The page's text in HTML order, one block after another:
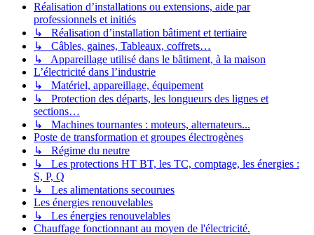
Réalisation d’installations ou extensions, aide par
professionnels et initiés
↳ Réalisation d’installation bâtiment et tertiaire
↳ Câbles, gaines, Tableaux, coffrets…
↳ Appareillage utilisé dans le bâtiment, à la maison
L’électricité dans l’industrie
↳ Matériel, appareillage, équipement
↳ Protection des départs, les longueurs des lignes et
sections…
↳ Machines tournantes : moteurs, alternateurs...
Poste de transformation et groupes électrogènes
↳ Régime du neutre
↳ Les protections HT BT, les TC, comptage, les énergies :
S, P, Q
↳ Les alimentations secourues
Les énergies renouvelables
↳ Les énergies renouvelables
Chauffage fonctionnant au moyen de l'électricité.